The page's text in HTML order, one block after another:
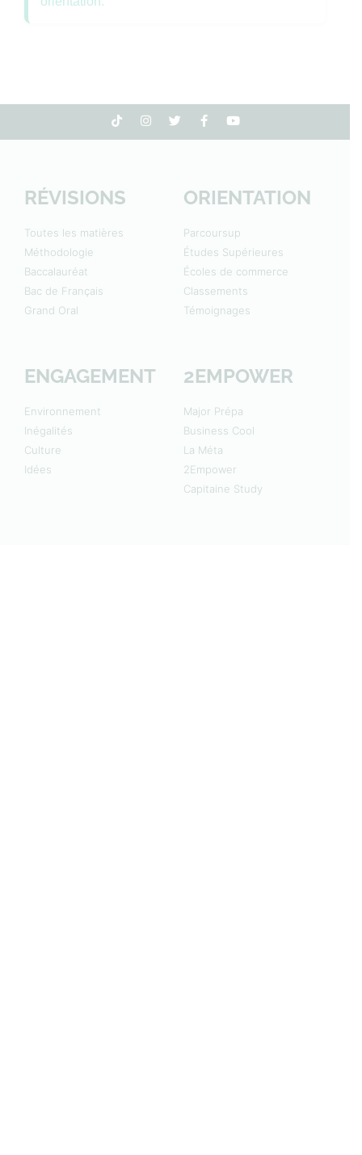
RÉVISIONS
Toutes les matières
Méthodologie
Baccalauréat
Bac de Français
Grand Oral
ORIENTATION
Parcoursup
Études Supérieures
Écoles de commerce
Classements
Témoignages
ENGAGEMENT
Environnement
Inégalités
Culture
Idées
2EMPOWER
Major Prépa
Business Cool
La Méta
2Empower
Capitaine Study